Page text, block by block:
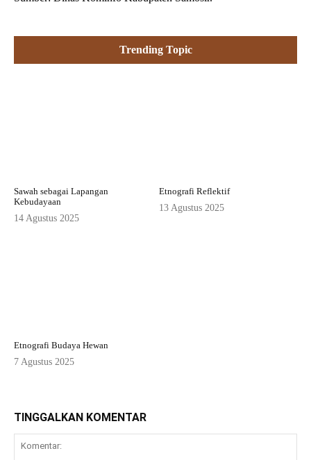
Trending Topic
Sawah sebagai Lapangan
Kebudayaan
14 Agustus 2025
Etnografi Reflektif
13 Agustus 2025
Etnografi Budaya Hewan
7 Agustus 2025
TINGGALKAN KOMENTAR